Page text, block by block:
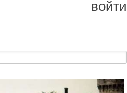
войти